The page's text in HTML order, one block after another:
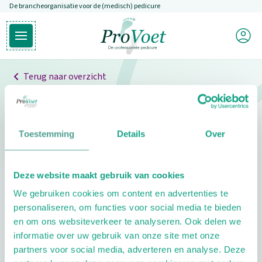
Toestemming Details Over
Deze website maakt gebruik van cookies
We gebruiken cookies om content en advertenties te
personaliseren, om functies voor social media te bieden
en om ons websiteverkeer te analyseren. Ook delen we
informatie over uw gebruik van onze site met onze
partners voor social media, adverteren en analyse. Deze
Overslaan en naar de inhoud gaan
De brancheorganisatie voor de (medisch) pedicure
Open hoofdmenu
Ga naar de homepagina
Mijn
Terug naar overzicht
Professionals
Pedicure niet gevonden
pedicure.